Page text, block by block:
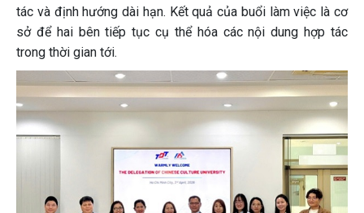
tác và định hướng dài hạn. Kết quả của buổi làm việc là cơ
sở để hai bên tiếp tục cụ thể hóa các nội dung hợp tác
trong thời gian tới.